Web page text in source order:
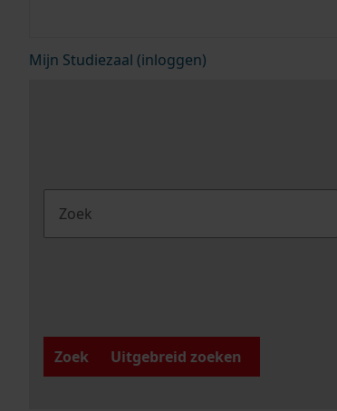
Mijn Studiezaal (inloggen)
Zoek
Uitgebreid zoeken